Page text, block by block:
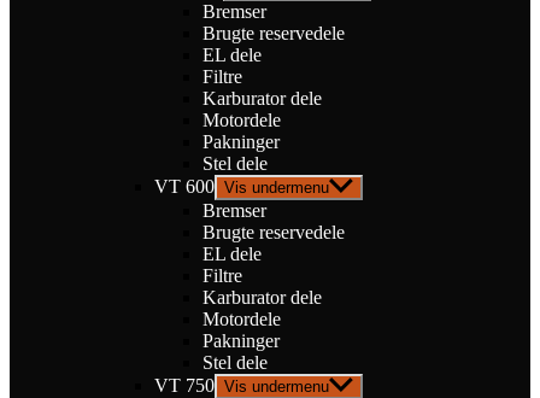
Bremser
Brugte reservedele
EL dele
Filtre
Karburator dele
Motordele
Pakninger
Stel dele
VT 600 Vis undermenu
Bremser
Brugte reservedele
EL dele
Filtre
Karburator dele
Motordele
Pakninger
Stel dele
VT 750 Vis undermenu